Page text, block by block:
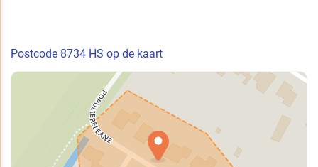
Postcode 8734 HS op de kaart